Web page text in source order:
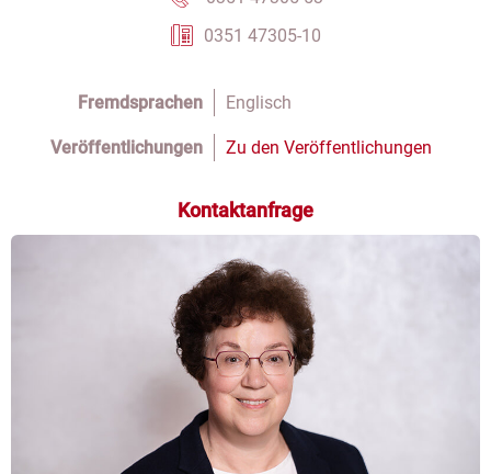
0351 47305-10
Fremdsprachen Englisch
Veröffentlichungen Zu den Veröffentlichungen
Kontaktanfrage